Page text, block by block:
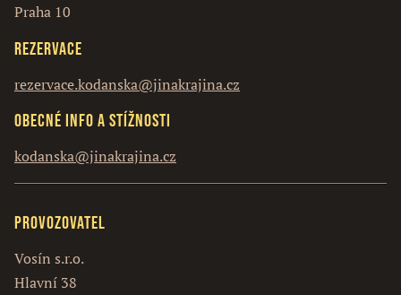
Praha 10
Rezervace
rezervace.kodanska@jinakrajina.cz
Obecné info a stížnosti
kodanska@jinakrajina.cz
Provozovatel
Vosín s.r.o.
Hlavní 38